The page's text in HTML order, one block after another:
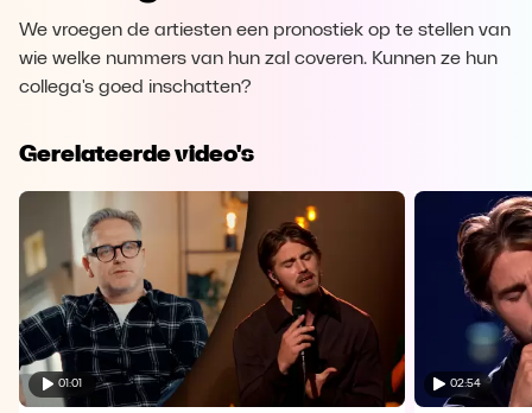
We vroegen de artiesten een pronostiek op te stellen van
wie welke nummers van hun zal coveren. Kunnen ze hun
collega's goed inschatten?
Gerelateerde video's
01:01 02:54